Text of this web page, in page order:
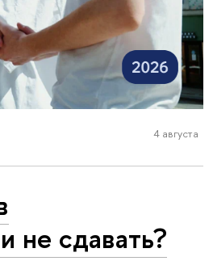
4 августа
не сдавать?